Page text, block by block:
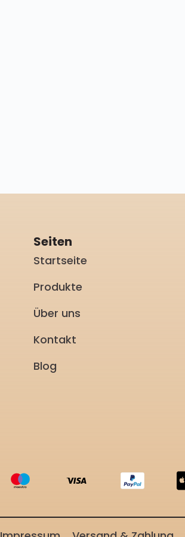
Seiten
Startseite
Produkte
Über uns
Kontakt
Blog